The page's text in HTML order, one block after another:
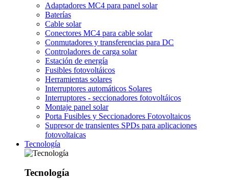
Adaptadores MC4 para panel solar
Baterías
Cable solar
Conectores MC4 para cable solar
Conmutadores y transferencias para DC
Controladores de carga solar
Estación de energía
Fusibles fotovoltáicos
Herramientas solares
Interruptores automáticos Solares
Interruptores - seccionadores fotovoltáicos
Montaje panel solar
Porta Fusibles y Seccionadores Fotovoltaicos
Supresor de transientes SPDs para aplicaciones
fotovoltaicas
Tecnología
Tecnología